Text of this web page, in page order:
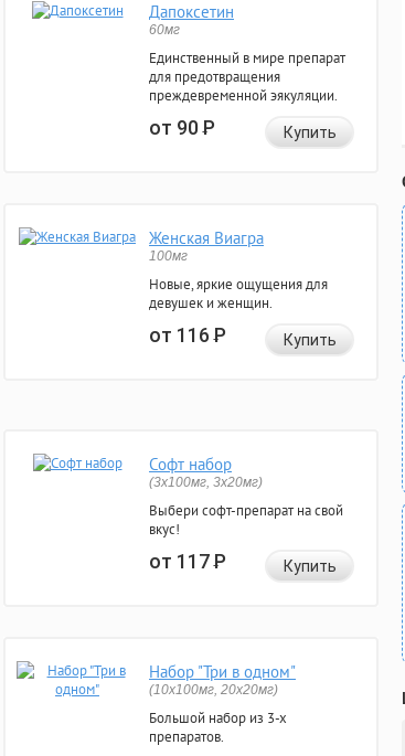
Дапоксетин
60мг
Единственный в мире препарат
для предотвращения
преждевременной эякуляции.
от 90Р Купить
Женская Виагра
100мг
Новые, яркие ощущения для
девушек и женщин.
от 116Р Купить
Софт набор
(3x100мг, 3x20мг)
Выбери софт-препарат на свой
вкус!
от 117Р Купить
Набор "Три в одном"
(10x100мг, 20x20мг)
Большой набор из 3-х
препаратов.